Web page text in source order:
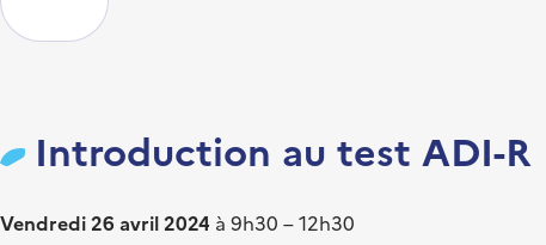
Introduction au test ADI-R
Vendredi 26 avril 2024 à 9h30 – 12h30